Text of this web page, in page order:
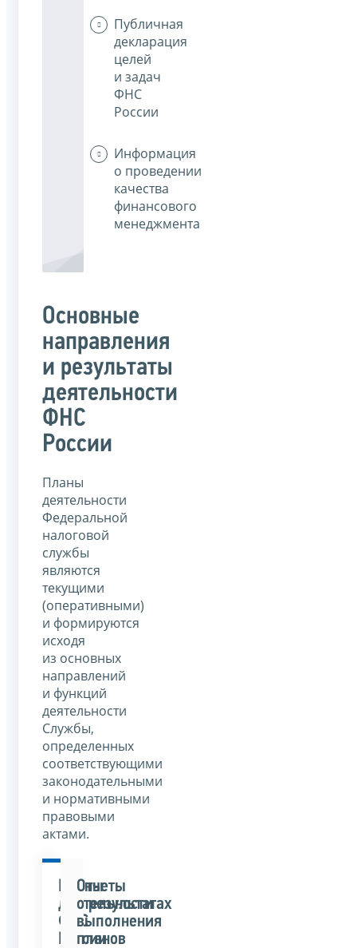
Публичная
декларация
целей
и задач
ФНС
России
Информация
о проведении
качества
финансового
менеджмента
Основные
направления
и результаты
деятельности
ФНС
России
Планы
деятельности
Федеральной
налоговой
службы
являются
текущими
(оперативными)
и формируются
исходя
из основных
направлений
и функций
деятельности
Службы,
определенных
соответствующими
законодательными
и нормативными
правовыми
актами.
Планы
деятельности
ФНС
России
Отчеты
о результатах
выполнения
планов